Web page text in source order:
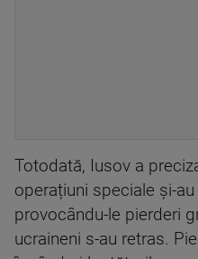
Totodată, Iusov a
operațiuni speciale și-
provocându-le pierderi
ucraineni s-au retras.